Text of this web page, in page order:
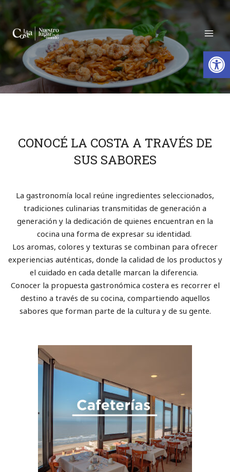
CONOCÉ LA COSTA A TRAVÉS DE
SUS SABORES
La gastronomía local reúne ingredientes seleccionados,
tradiciones culinarias transmitidas de generación a
generación y la dedicación de quienes encuentran en la
cocina una forma de expresar su identidad.
Los aromas, colores y texturas se combinan para ofrecer
experiencias auténticas, donde la calidad de los productos y
el cuidado en cada detalle marcan la diferencia.
Conocer la propuesta gastronómica costera es recorrer el
destino a través de su cocina, compartiendo aquellos
sabores que forman parte de la cultura y de su gente.